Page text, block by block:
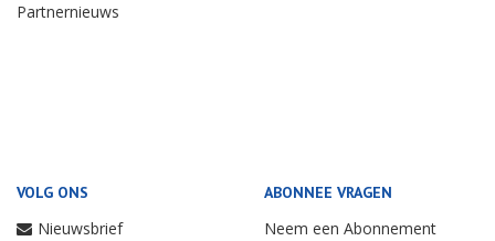
Partnernieuws
VOLG ONS
Nieuwsbrief
ABONNEE VRAGEN
Neem een Abonnement